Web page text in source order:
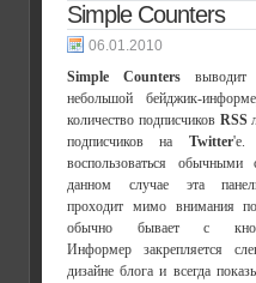
Simple Counters
06.01.2010
Simple Counters
небольшой бейджик-
количество подписчиков RSS
подписчиков на Twitter'е.
воспользоваться
данном случае эта
проходит мимо внимания
обычно бывает с
Информер закрепляется
дизайне блога и всегда